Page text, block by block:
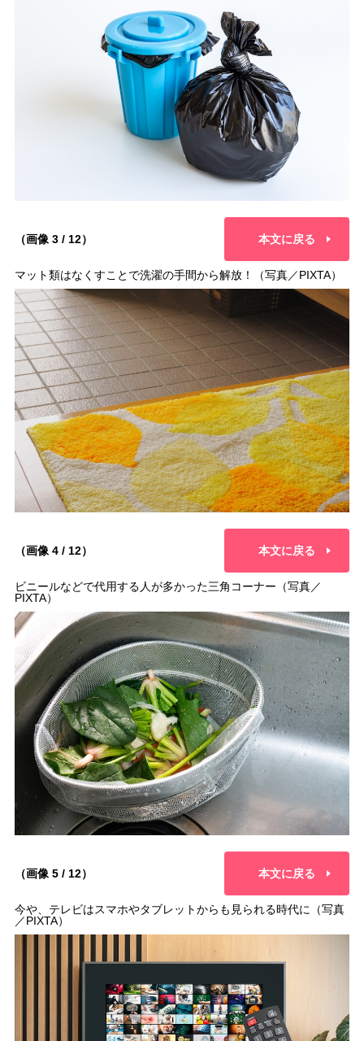
（画像 3 / 12） 本文に戻る
マット類はなくすことで洗濯の手間から解放！（写真／PIXTA）
（画像 4 / 12） 本文に戻る
ビニールなどで代用する人が多かった三角コーナー（写真／
PIXTA）
（画像 5 / 12） 本文に戻る
今や、テレビはスマホやタブレットからも見られる時代に（写真
／PIXTA）